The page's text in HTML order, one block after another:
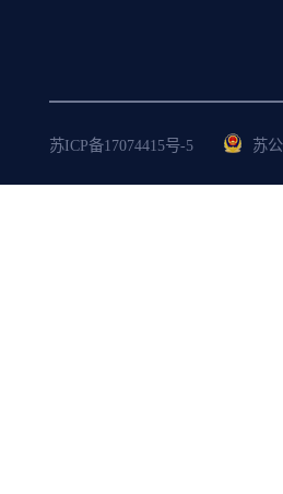
苏ICP备17074415号-5 苏